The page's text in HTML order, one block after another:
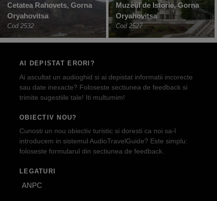
Cetatea Rahovets, Gorna
Oryahovitsa
Cod 2532
Muzeul de Istorie, Gorna
Oryahovitsa
Cod 2527
AI DEPISTAT ERORI?
Ai ascultat un audioghid si ai depistat informatii incorecte
sau date inexacte? Foloseste sectiunea de feedback si
trimite sugestiile tale! Iti multumim!
OBIECTIV NOU?
Cunosti un nou obiectiv turistic si doresti ca noi sa-l
introducem in sistemul AudioTravelGuide? Este simplu:
foloseste formularul din sectiunea de feedback.
LEGATURI
ANPC